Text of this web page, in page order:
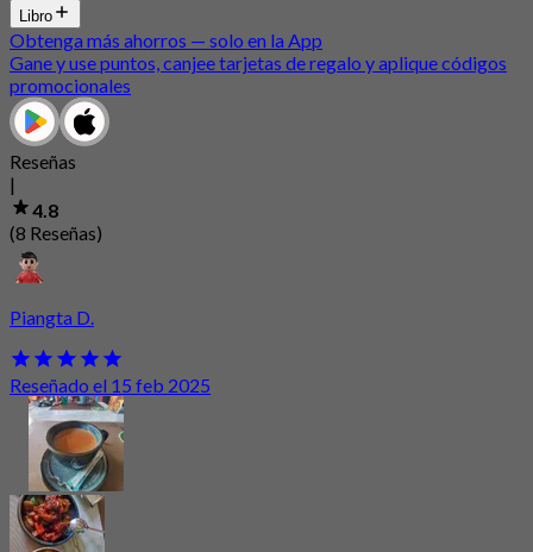
Libro
Obtenga más ahorros — solo en la App
Gane y use puntos, canjee tarjetas de regalo y aplique códigos
promocionales
Reseñas
|
4.8
(8 Reseñas)
Piangta D.
Reseñado el 15 feb 2025